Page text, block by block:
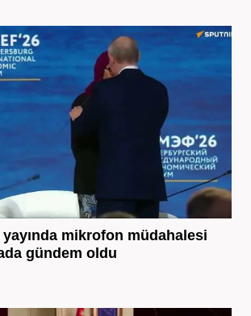
mikrofon müdahalesi
gündem oldu